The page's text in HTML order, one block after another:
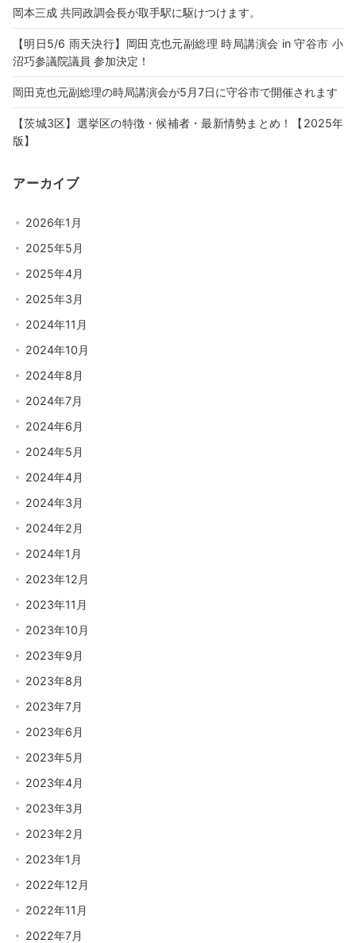
岡本三成 共同政調会長が取手駅に駆けつけます。
【明日5/6 雨天決行】岡田克也元副総理 時局講演会 in 守谷市 小
沼巧参議院議員 参加決定！
岡田克也元副総理の時局講演会が5月7日に守谷市で開催されます
【茨城3区】選挙区の特徴・候補者・最新情勢まとめ！【2025年
版】
アーカイブ
2026年1月
2025年5月
2025年4月
2025年3月
2024年11月
2024年10月
2024年8月
2024年7月
2024年6月
2024年5月
2024年4月
2024年3月
2024年2月
2024年1月
2023年12月
2023年11月
2023年10月
2023年9月
2023年8月
2023年7月
2023年6月
2023年5月
2023年4月
2023年3月
2023年2月
2023年1月
2022年12月
2022年11月
2022年7月